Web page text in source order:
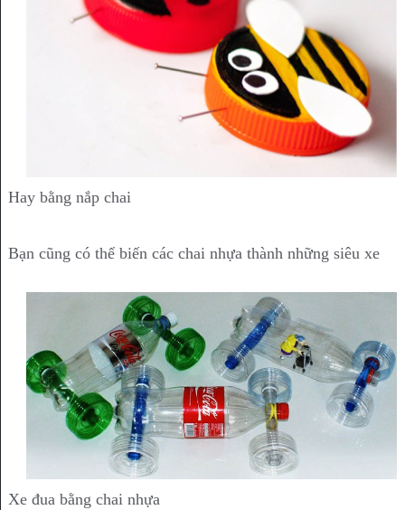
Hay bằng nắp chai
Bạn cũng có thể biến các chai nhựa thành những siêu xe
Xe đua bằng chai nhựa